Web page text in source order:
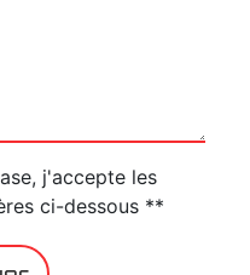
j'accepte les
ci-dessous **